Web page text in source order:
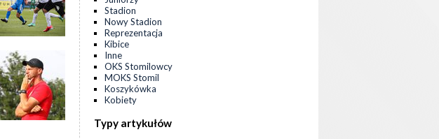
Stadion
Nowy Stadion
Reprezentacja
Kibice
Inne
OKS Stomilowcy
MOKS Stomil
Koszykówka
Kobiety
Typy artykułów